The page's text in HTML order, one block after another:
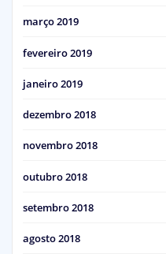
março 2019
fevereiro 2019
janeiro 2019
dezembro 2018
novembro 2018
outubro 2018
setembro 2018
agosto 2018